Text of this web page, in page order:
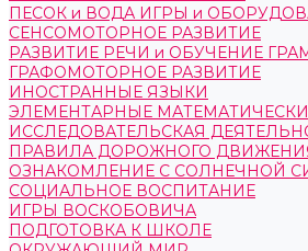
ПЕСОК и ВОДА ИГРЫ и
СЕНСОМОТОРНОЕ РАЗВИТИЕ
РАЗВИТИЕ РЕЧИ и ОБУЧЕНИЕ
ГРАФОМОТОРНОЕ РАЗВИТИЕ
ИНОСТРАННЫЕ ЯЗЫКИ
ЭЛЕМЕНТАРНЫЕ
ИССЛЕДОВАТЕЛЬСКАЯ
ПРАВИЛА ДОРОЖНОГО
ОЗНАКОМЛЕНИЕ С СОЛНЕЧНОЙ
СОЦИАЛЬНОЕ ВОСПИТАНИЕ
ИГРЫ ВОСКОБОВИЧА
ПОДГОТОВКА К ШКОЛЕ